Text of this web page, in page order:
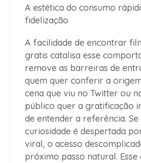
A estética do consumo
fidelização
A facilidade de encontrar
gratis catalisa esse
remove as barreiras de
quem quer conferir a
cena que viu no Twitter ou
público quer a gratificação
de entender a referência. Se
curiosidade é despertada
viral, o acesso
próximo passo natural. Esse